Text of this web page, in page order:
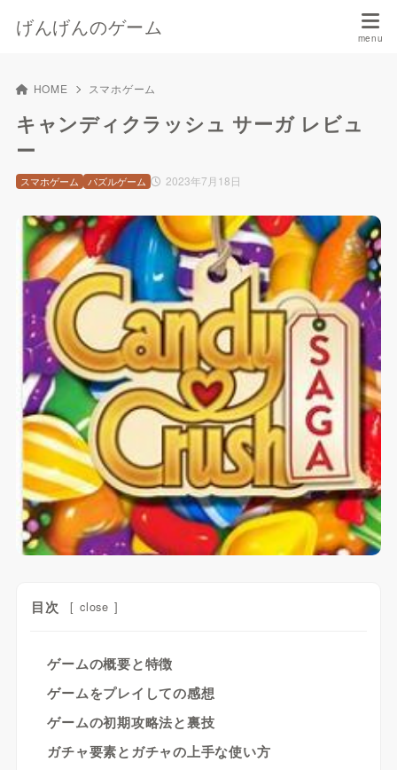
げんげんのゲーム
HOME スマホゲーム
キャンディクラッシュ サーガ レビュ
ー
2023年7月18日
スマホゲーム パズルゲーム
目次 [ close ]
ゲームの概要と特徴
ゲームをプレイしての感想
ゲームの初期攻略法と裏技
ガチャ要素とガチャの上手な使い方